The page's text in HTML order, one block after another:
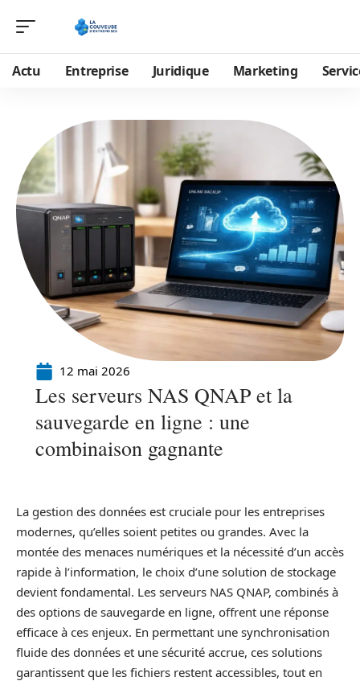
Actu Entreprise Juridique Marketing
12 mai 2026
Les serveurs NAS QNAP et la
sauvegarde en ligne : une
combinaison gagnante
La gestion des données est cruciale pour les entreprises
modernes, qu’elles soient petites ou grandes. Avec la
montée des menaces numériques et la nécessité d’un accès
rapide à l’information, le choix d’une solution de stockage
devient fondamental. Les serveurs NAS QNAP, combinés à
des options de sauvegarde en ligne, offrent une réponse
efficace à ces enjeux. En permettant une synchronisation
fluide des données et une sécurité accrue, ces solutions
garantissent que les fichiers restent accessibles, tout en